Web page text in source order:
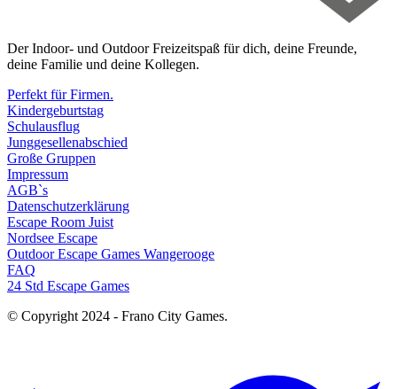
Der Indoor- und Outdoor Freizeitspaß für dich, deine Freunde,
deine Familie und deine Kollegen.
Perfekt für Firmen.
Kindergeburtstag
Schulausflug
Junggesellenabschied
Große Gruppen
Impressum
AGB`s
Datenschutzerklärung
Escape Room Juist
Nordsee Escape
Outdoor Escape Games Wangerooge
FAQ
24 Std Escape Games
© Copyright 2024 - Frano City Games.